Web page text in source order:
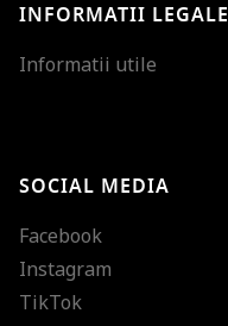
INFORMATII LEGALE
Informatii utile
SOCIAL MEDIA
Facebook
Instagram
TikTok